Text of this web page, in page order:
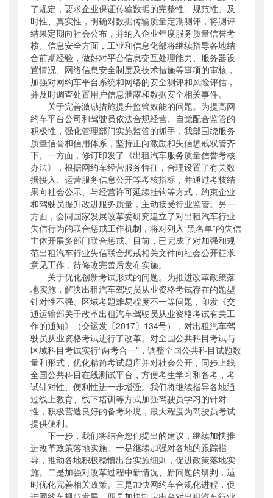
了规定，要求企业保证传输数据的完整性、规范性、及
时性、真实性，明确对数据传输质量定期测评，将测评
结果定期向社会公布，并纳入企业年度服务质量信誉考
核。信息安全方面，工业和信息化部将继续指导各地结
合前期经验，做好对平台信息交互处理能力、服务器设
置情况、网络信息安全制度及技术措施等事项的审核，
加强对网约车平台系统和网络的安全测评和风险评估，
并及时调查处置用户信息泄露和数据安全相关事件。
关于完善激励措施提升监管效能的问题。为提高网
约车平台公司和驾驶员依法合规经营、自觉配合监管的
积极性，强化管理部门实施监管的抓手，我部围绕服务
质量信誉和信用体系，坚持正向激励和失信惩戒双管齐
下。一方面，修订印发了《出租汽车服务质量信誉考核
办法》，根据网约车经营服务特征，合理设置了有关数
据接入、运营服务信息公开等考核指标，并通过考核结
果向社会公示、与经营许可延续挂钩等方式，约束企业
和驾驶员提升改进服务质量，主动接受行业监管。另一
方面，会同国家发展改革委研究建立了对出租汽车行业
失信行为的联合惩戒工作机制，将对列入“黑名单”的失信
主体开展多部门联合惩戒。目前，已完成了对加强和规
范出租汽车行业失信联合惩戒相关文件向社会公开征求
意见工作，待修改完善后发布实施。
关于优化创新考试形式的问题。为推进改革政策落
地实施，解决出租汽车驾驶员从业资格考试存在的题型
针对性不强、区域考题难易程度不一等问题，印发《交
通运输部关于改革出租汽车驾驶员从业资格考试有关工
作的通知》（交运发〔2017〕134号），对出租汽车驾
驶员从业资格考试进行了改革。对全国公共科目考试与
区域科目考试实行“两考合一”，调整全国公共科目试题数
量和形式，优化精简考试题库并对社会公开，同步上线
全国公共科目在线测试平台，方便考生学习和备考，考
试针对性、便利性进一步增强。我们将继续指导各地通
过线上教育、线下培训等方式加强驾驶员学习的针对
性，积极营造良好的备考环境，最大程度为驾驶员考试
提供便利。
下一步，我们将结合您们提出的建议，继续加快推
进改革政策落地实施。一是继续加强对各地的跟踪指
导，推动各地积极稳慎出台实施细则，促进政策落地实
施。二是加强对改革过程中新情况、新问题的研判，适
时优化完善相关政策。三是加快网约车合规化进程，促